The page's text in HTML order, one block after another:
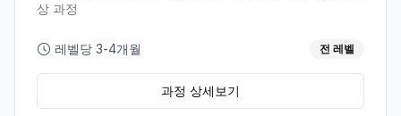
상 과정
레벨당 3-4개월 전 레벨
과정 상세보기